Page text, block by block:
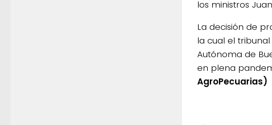
los ministros
La decisión de
la cual el
Autónoma de
en plena
AgroPecuarias)